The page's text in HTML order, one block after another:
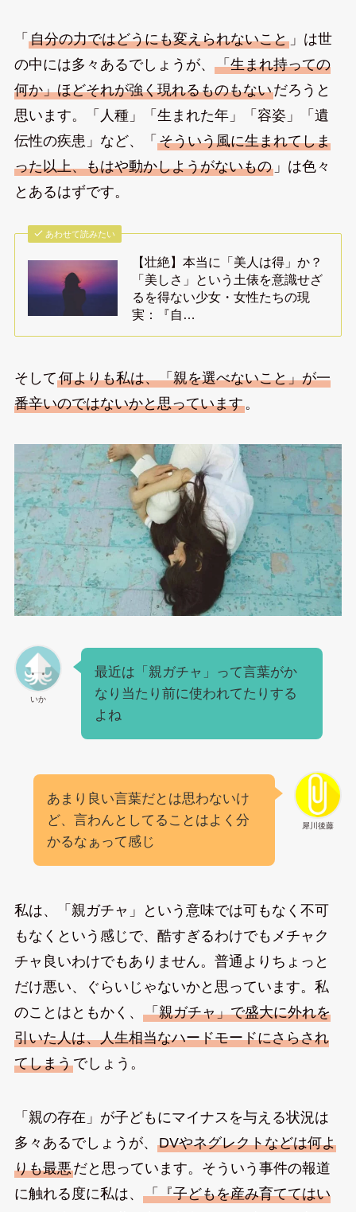
「 自分の力ではどうにも変えられないこと」は世
の中には多々あるでしょうが、 「生まれ持っての
何か」ほどそれが強く現れるものもないだろうと
思います。「人種」「生まれた年」「容姿」「遺
伝性の疾患」など、「 そういう風に生まれてしま
った以上、もはや動かしようがないもの」は色々
とあるはずです。
あわせて読みたい
【壮絶】本当に「美人は得」か？
「美しさ」という土俵を意識せざ
るを得ない少女・女性たちの現
実：『自…
そして何よりも私は、「親を選べないこと」が一
番辛いのではないかと思っています。
いか
最近は「親ガチャ」って言葉がか
なり当たり前に使われてたりする
よね
犀川後藤
あまり良い言葉だとは思わないけ
ど、言わんとしてることはよく分
かるなぁって感じ
私は、「親ガチャ」という意味では可もなく不可
もなくという感じで、酷すぎるわけでもメチャク
チャ良いわけでもありません。普通よりちょっと
だけ悪い、ぐらいじゃないかと思っています。私
のことはともかく、 「親ガチャ」で盛大に外れを
引いた人は、人生相当なハードモードにさらされ
てしまうでしょう。
「親の存在」が子どもにマイナスを与える状況は
多々あるでしょうが、 DVやネグレクトなどは何よ
りも最悪だと思っています。そういう事件の報道
に触れる度に私は、 「『子どもを産み育ててはい